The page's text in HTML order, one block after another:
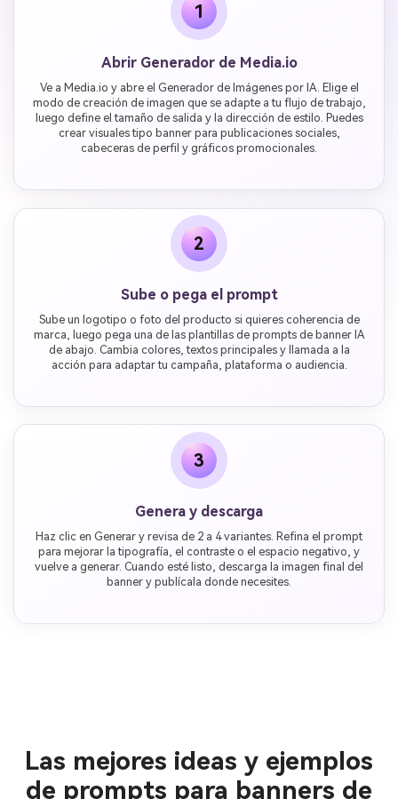
1
Abrir Generador de Media.io
Ve a Media.io y abre el Generador de Imágenes por IA. Elige el
modo de creación de imagen que se adapte a tu flujo de trabajo,
luego define el tamaño de salida y la dirección de estilo. Puedes
crear visuales tipo banner para publicaciones sociales,
cabeceras de perfil y gráficos promocionales.
2
Sube o pega el prompt
Sube un logotipo o foto del producto si quieres coherencia de
marca, luego pega una de las plantillas de prompts de banner IA
de abajo. Cambia colores, textos principales y llamada a la
acción para adaptar tu campaña, plataforma o audiencia.
3
Genera y descarga
Haz clic en Generar y revisa de 2 a 4 variantes. Refina el prompt
para mejorar la tipografía, el contraste o el espacio negativo, y
vuelve a generar. Cuando esté listo, descarga la imagen final del
banner y publícala donde necesites.
Las mejores ideas y ejemplos
de prompts para banners de